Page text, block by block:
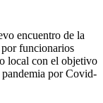
encuentro de la
funcionarios
local con el objetivo
por Covid-